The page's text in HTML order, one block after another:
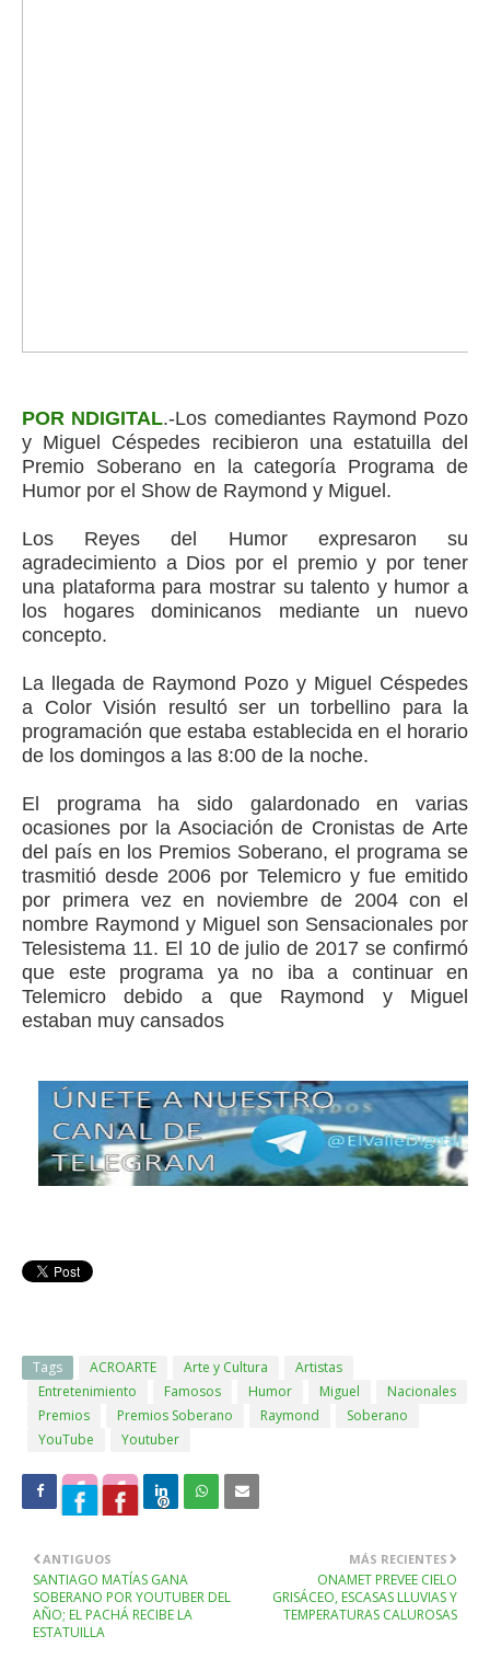
POR NDIGITAL.-Los comediantes Raymond Pozo
y Miguel Céspedes recibieron una estatuilla del
Premio Soberano en la categoría ​Programa de
Humor por el Show de Raymond y Miguel.
Los Reyes del Humor expresaron su
agradecimiento a Dios por el premio y por tener
una plataforma para mostrar su talento y humor a
los hogares dominicanos mediante un nuevo
concepto.
La llegada de Raymond Pozo y Miguel Céspedes
a Color Visión resultó ser un torbellino para la
programación que estaba establecida en el horario
de los domingos a las 8:00 de la noche.
El programa ha sido galardonado en varias
ocasiones por la Asociación de Cronistas de Arte
del país en los Premios Soberano, el programa se
trasmitió desde 2006 por Telemicro y fue emitido
por primera vez en noviembre de 2004 con el
nombre Raymond y Miguel son Sensacionales por
Telesistema 11.​ El 10 de julio de 2017 se confirmó
que este programa ya no iba a continuar en
Telemicro debido a que Raymond y Miguel
estaban muy cansados
Tags ACROARTE Arte y Cultura
Artistas
Entretenimiento
Famosos Humor Miguel
Nacionales
Premios
Premios Soberano Raymond
Soberano
YouTube
Youtuber
MÁS RECIENTES
ONAMET PREVEE CIELO
GRISÁCEO, ESCASAS LLUVIAS Y
TEMPERATURAS CALUROSAS
ANTIGUOS
SANTIAGO MATÍAS GANA
SOBERANO POR YOUTUBER DEL
AÑO; EL PACHÁ RECIBE LA
ESTATUILLA